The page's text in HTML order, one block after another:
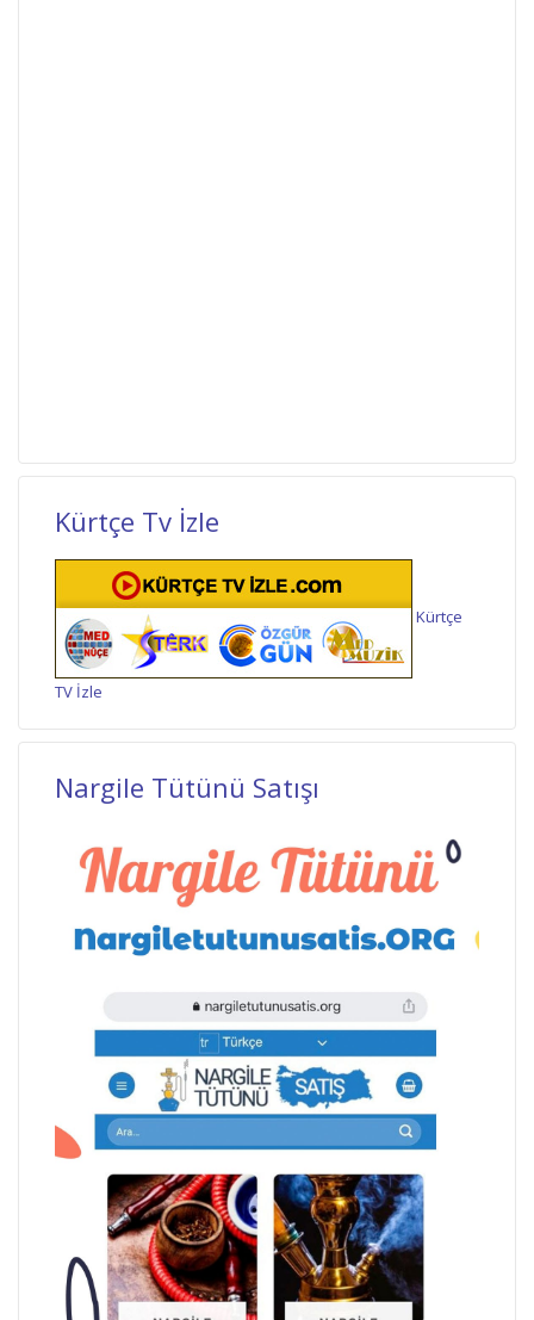
Kürtçe Tv İzle
Kürtçe
TV İzle
Nargile Tütünü Satışı